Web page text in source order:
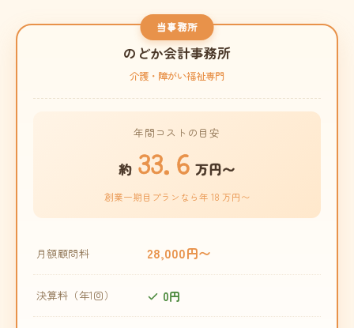
当事務所
のどか会計事務所
介護・障がい福祉専門
年間コストの目安
約 33.6 万円〜
創業一期目プランなら年 18 万円〜
月額顧問料 28,000円〜
決算料（年1回） 0円